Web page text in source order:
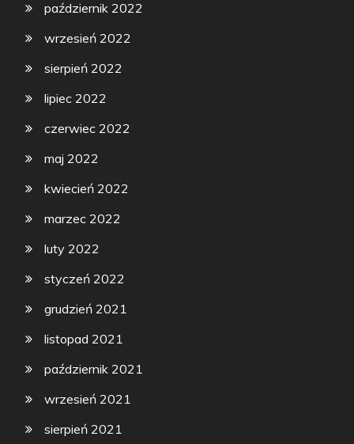
październik 2022
wrzesień 2022
sierpień 2022
lipiec 2022
czerwiec 2022
maj 2022
kwiecień 2022
marzec 2022
luty 2022
styczeń 2022
grudzień 2021
listopad 2021
październik 2021
wrzesień 2021
sierpień 2021